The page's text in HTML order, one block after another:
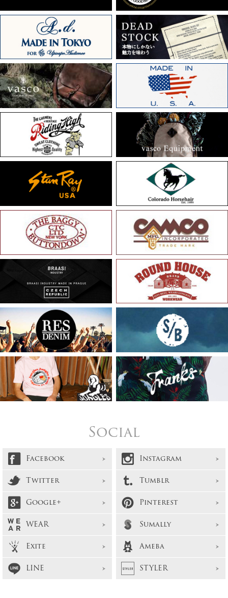
Social
Facebook
Instagram
Twitter
Tumblr
Google+
Pinterest
WEAR
Sumally
Exite
Ameba
LINE
STYLER